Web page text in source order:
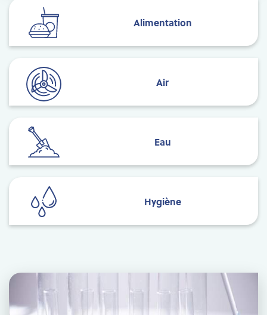
Alimentation
Air
Eau
Hygiène